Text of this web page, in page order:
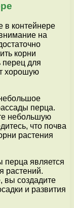
в контейнере
на
корни
перец для
хорошую
перца.
небольшую
что почва
растения
перца является
растений.
вы создадите
и развития